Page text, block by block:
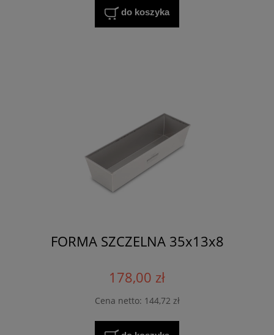
do koszyka
FORMA SZCZELNA 35x13x8
178,00 zł
Cena netto: 144,72 zł